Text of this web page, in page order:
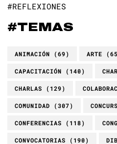
#REFLEXIONES
#TEMAS
ANIMACIÓN (69) ARTE
CAPACITACIÓN (140)
CHARLAS (129)
COMUNIDAD (307)
CONFERENCIAS (118)
CONVOCATORIAS (190)